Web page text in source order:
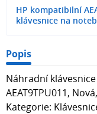
HP kompatibilní
klávesnice na
Popis
Náhradní
AEAT9TPU011,
Kategorie: